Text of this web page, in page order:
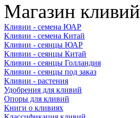
Магазин кливий
Кливии - семена ЮАР
Кливии - семена Китай
Кливии - сеянцы ЮАР
Кливии - сеянцы Китай
Кливии - сеянцы Голландия
Кливии - сеянцы под заказ
Кливии - растения
Удобрения для кливий
Опоры для кливий
Книги о кливиях